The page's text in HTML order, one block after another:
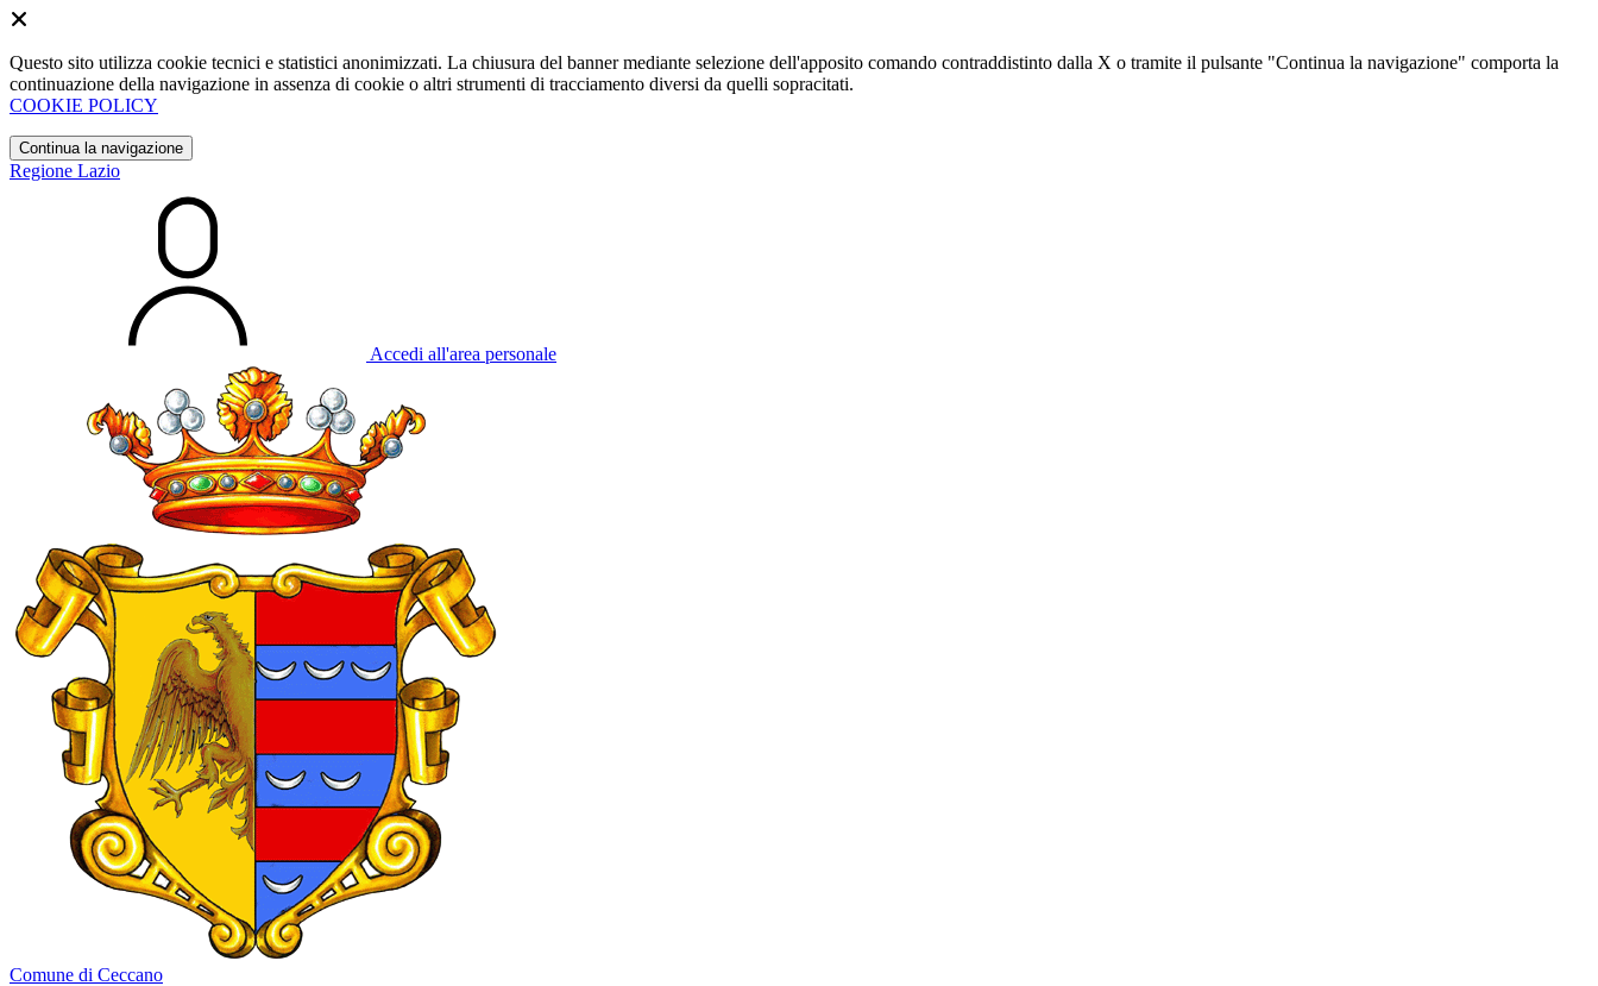
Questo sito utilizza cookie tecnici e statistici anonimizzati. La chiusura del banner mediante selezione dell'apposito comando contraddistinto dalla X o tramite il pulsante "Continua la navigazione" comporta la
continuazione della navigazione in assenza di cookie o altri strumenti di tracciamento diversi da quelli sopracitati.
COOKIE POLICY
Continua la navigazione
Regione Lazio
Accedi all'area personale
Comune di Ceccano